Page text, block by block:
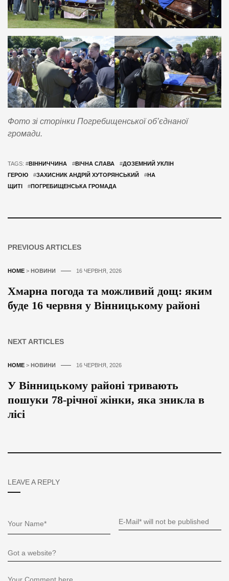
Фото зі сторінки Погребищенської об’єднаної
громади.
TAGS: #ВІННИЧЧИНА #ВІЧНА СЛАВА #ДОЗЕМНИЙ УКЛІН
ГЕРОЮ
#ЗАХИСНИК АНДРІЙ ХУТОРЯНСЬКИЙ #НА
ЩИТІ
#ПОГРЕБИЩЕНСЬКА ГРОМАДА
PREVIOUS ARTICLES
HOME > НОВИНИ 16 ЧЕРВНЯ, 2026
Хмарна погода та можливий дощ: яким
буде 16 червня у Вінницькому районі
NEXT ARTICLES
HOME > НОВИНИ 16 ЧЕРВНЯ, 2026
У Вінницькому районі тривають
пошуки 78-річної жінки, яка зникла в
лісі
LEAVE A REPLY